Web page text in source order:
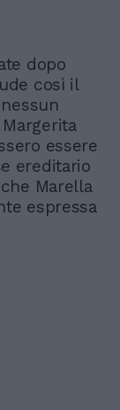
dopo
così il
essere
ereditario
Marella
espressa